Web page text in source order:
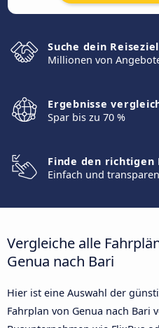
Suche dein Reiseziel
Millionen von
Ergebnisse
Spar bis zu 70 %
Finde den richtigen
Einfach und
Vergleiche alle
Genua nach Bari
Hier ist eine Auswahl der
Fahrplan von Genua nach Bari